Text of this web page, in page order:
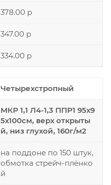
378.00 р
347.00 р
334.00 р
Четырехстропный
МКР 1,1 Л4-1,3 ППР1 95х9
5х100см, верх открыты
й, низ глухой, 160г/м2
на поддоне по 150 штук,
обмотка стрейч-плёнко
й